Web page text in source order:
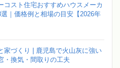
コスト住宅おすすめハウスメーカ
｜価格例と相場の目安【2026年
家づくり | 鹿児島で火山灰に強い
・換気・間取りの工夫